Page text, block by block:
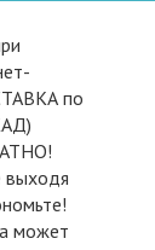
по
!
выходя
может